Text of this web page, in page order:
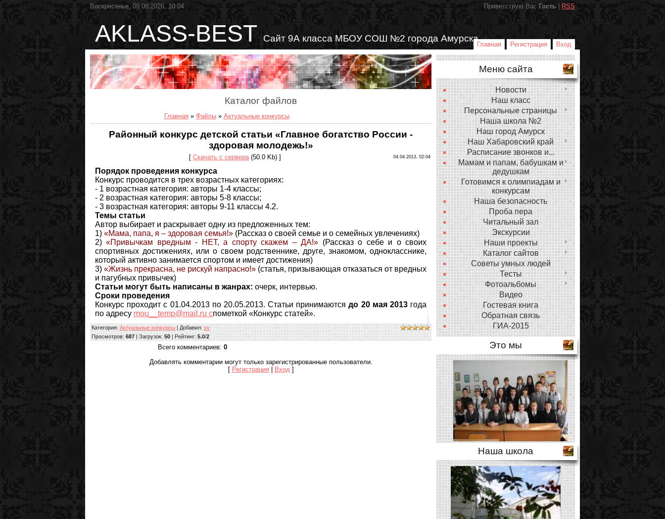
Воскресенье, 09.08.2026, 10:04 Приветствую Вас Гость RSS
AKLASS-BEST Сайт 9А класса МБОУ СОШ №2 города Амурска
Главная Регистрация Вход
Каталог файлов
Главная » Файлы» Актуальные конкурсы
Районный конкурс детской статьи «Главное богатство России -
здоровая молодежь!»
[ Скачать с сервера(50.0 Kb) ] 04.04.2013, 02:04
Порядок проведения конкурса
Конкурс проводится в трех возрастных категориях:
- 1 возрастная категория: авторы 1-4 классы;
- 2 возрастная категория: авторы 5-8 классы;
- 3 возрастная категория: авторы 9-11 классы 4.2.
Темы статьи
Автор выбирает и раскрывает одну из предложенных тем:
1) «Мама, папа, я – здоровая семья!» (Рассказ о своей семье и о семейных увлечениях)
2)«Привычкам вредным - НЕТ, а спорту скажем – ДА!» (Рассказ о себе и о своих
спортивных достижениях, или о своем родственнике, друге, знакомом, однокласснике,
который активно занимается спортом и имеет достижения)
3) «Жизнь прекрасна, не рискуй напрасно!» (статья, призывающая отказаться от вредных
и пагубных привычек)
Статьи могут быть написаны в жанрах: очерк, интервью.
Сроки проведения
Конкурс проходит с 01.04.2013 по 20.05.2013. Статьи принимаютсядо 20 мая 2013 года
по адресу mou__temp@mail.ru спометкой «Конкурс статей».
Категория: Актуальные конкурсы Добавил: sv
Просмотров: 687 Загрузок: 50 Рейтинг: 5.0/2
Всего комментариев: 0
Добавлять комментарии могут только зарегистрированные пользователи.
[ Регистрация Вход]
Меню сайта
Новости
Наш класс
Персональные страницы
Наша школа №2
Наш город Амурск
Наш Хабаровский край
Расписание звонков и...
Мамам и папам, бабушкам и
дедушкам
Готовимся к олимпиадам и
конкурсам
Наша безопасность
Проба пера
Читальный зал
Экскурсии
Наши проекты
Каталог сайтов
Советы умных людей
Тесты
Фотоальбомы
Видео
Гостевая книга
Обратная связь
ГИА-2015
Это мы
Наша школа